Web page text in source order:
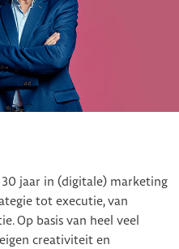
jaar in (digitale) marketing
tot executie, van
Op basis van heel veel
creativiteit en